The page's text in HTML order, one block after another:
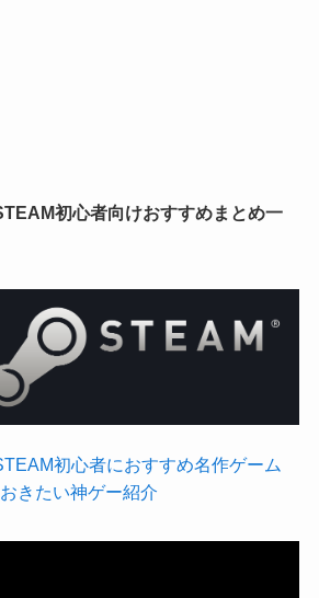
初心者向けおすすめまとめ一
初心者におすすめ名作ゲーム
きたい神ゲー紹介